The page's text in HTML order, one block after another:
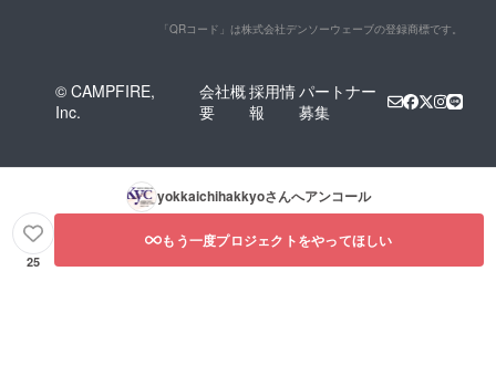
「QRコード」は株式会社デンソーウェーブの登録商標です。
© CAMPFIRE,
Inc.
会社概
要
採用情
報
パートナー
募集
yokkaichihakkyoさんへアンコール
25
もう一度プロジェクトをやってほしい